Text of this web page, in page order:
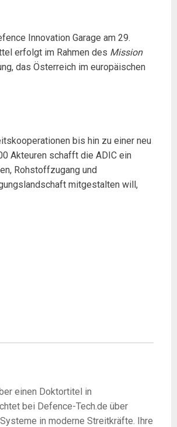
Innovation Garage am 29.
erfolgt im Rahmen des Mission
das Österreich im europäischen
bis hin zu einer neu
Akteuren schafft die ADIC ein
Rohstoffzugang und
mitgestalten will,
einen Doktortitel in
bei Defence-Tech.de über
in moderne Streitkräfte. Ihre